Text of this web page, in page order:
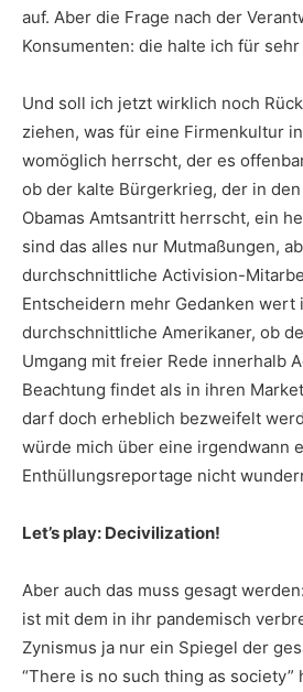
auf. Aber die Frage nach der
Konsumenten: die halte ich für
Und soll ich jetzt wirklich noch
ziehen, was für eine Firmenkultur
womöglich herrscht, der es
ob der kalte Bürgerkrieg, der in
Obamas Amtsantritt herrscht, ein
sind das alles nur Mutmaßungen,
durchschnittliche Activision-
Entscheidern mehr Gedanken wert
durchschnittliche Amerikaner, ob
Umgang mit freier Rede innerhalb
Beachtung findet als in ihren
darf doch erheblich bezweifelt
würde mich über eine irgendwann
Enthüllungsreportage nicht
Let’s play: Decivilization!
Aber auch das muss gesagt
ist mit dem in ihr pandemisch
Zynismus ja nur ein Spiegel der
“There is no such thing as society”